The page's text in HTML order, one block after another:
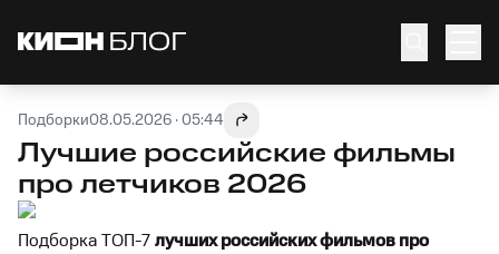
Подборки08.05.2026 · 05:44
Лучшие российские фильмы
про летчиков 2026
Подборка ТОП-7лучших российских фильмов про